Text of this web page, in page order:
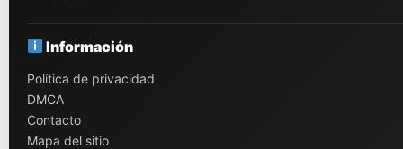
Información
Política de privacidad
DMCA
Contacto
Mapa del sitio